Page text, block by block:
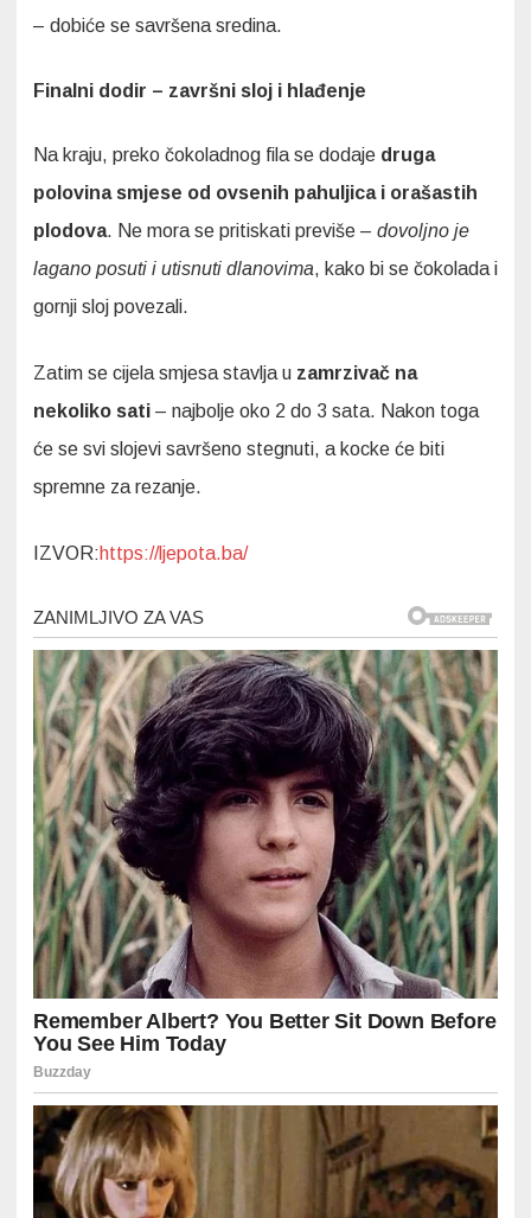
– dobiće se savršena sredina.
Finalni dodir – završni sloj i hlađenje
Na kraju, preko čokoladnog fila se dodaje druga
polovina smjese od ovsenih pahuljica i orašastih
plodova. Ne mora se pritiskati previše – dovoljno je
lagano posuti i utisnuti dlanovima, kako bi se čokolada i
gornji sloj povezali.
Zatim se cijela smjesa stavlja u zamrzivač na
nekoliko sati – najbolje oko 2 do 3 sata. Nakon toga
će se svi slojevi savršeno stegnuti, a kocke će biti
spremne za rezanje.
IZVOR:https://ljepota.ba/